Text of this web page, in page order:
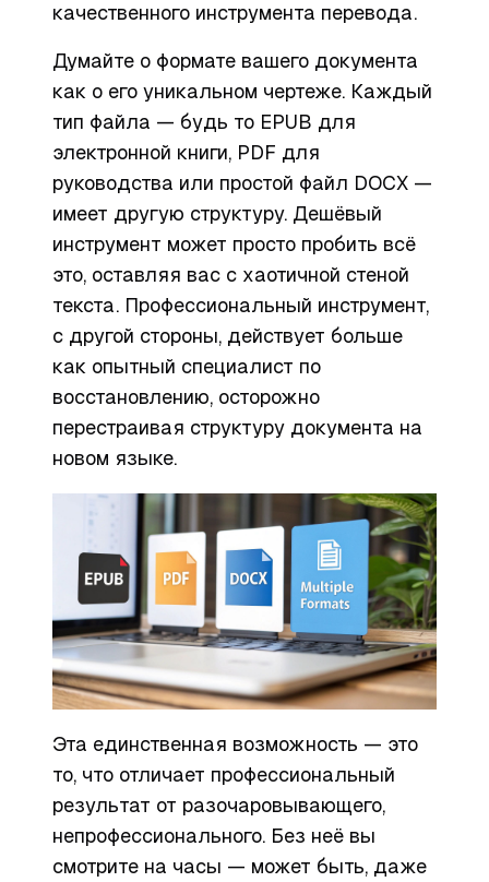
качественного инструмента перевода.
Думайте о формате вашего документа
как о его уникальном чертеже. Каждый
тип файла — будь то EPUB для
электронной книги, PDF для
руководства или простой файл DOCX —
имеет другую структуру. Дешёвый
инструмент может просто пробить всё
это, оставляя вас с хаотичной стеной
текста. Профессиональный инструмент,
с другой стороны, действует больше
как опытный специалист по
восстановлению, осторожно
перестраивая структуру документа на
новом языке.
Эта единственная возможность — это
то, что отличает профессиональный
результат от разочаровывающего,
непрофессионального. Без неё вы
смотрите на часы — может быть, даже